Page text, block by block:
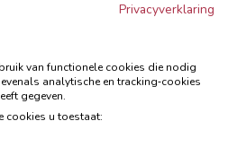
lichtgrijs
Privacyverklaring
van functionele cookies die nodig
analytische en tracking‑cookies
gegeven.
cookies u toestaat: